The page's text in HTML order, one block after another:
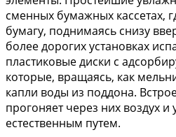
сменных бумажных кассетах,
бумагу, поднимаясь снизу
более дорогих установках
пластиковые диски с
которые, вращаясь, как
капли воды из поддона.
прогоняет через них воздух и
естественным путем.